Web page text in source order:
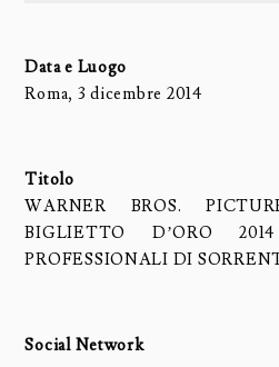
Data e Luogo
Roma, 3 dicembre 2014
Titolo
WARNER BROS.
BIGLIETTO D’ORO
PROFESSIONALI DI
Social Network